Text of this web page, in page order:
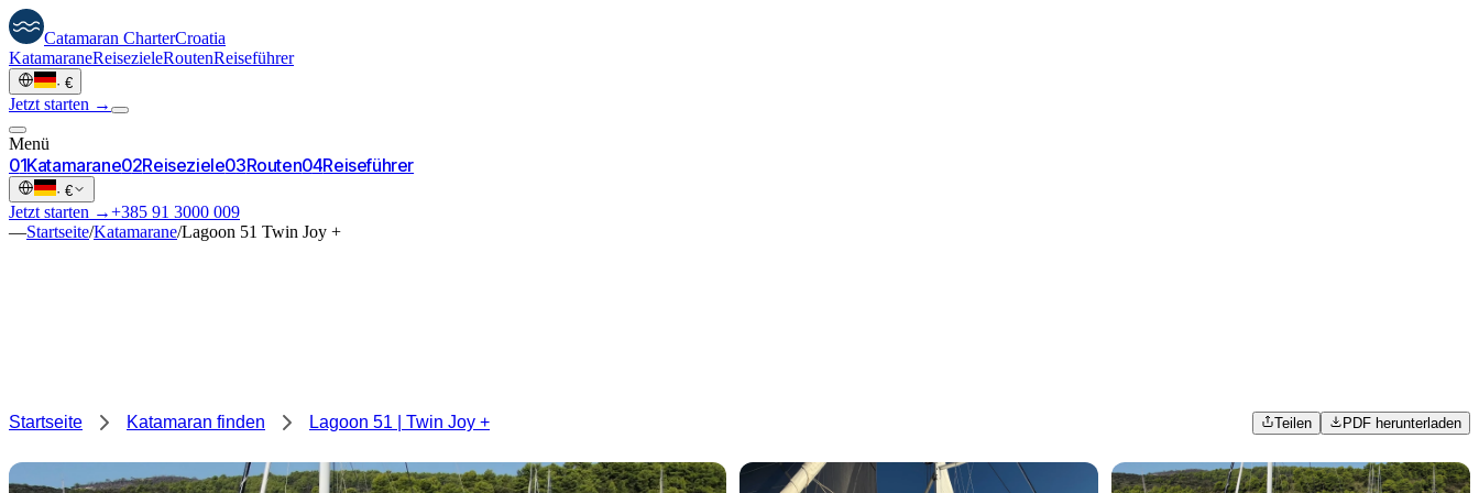
Catamaran CharterCroatia
KatamaraneReisezieleRoutenReiseführer
· €
Jetzt starten →
Menü
01Katamarane02Reiseziele03Routen04Reiseführer
· €
Jetzt starten →+385 91 3000 009
—Startseite/Katamarane/Lagoon 51 Twin Joy +
Startseite Katamaran finden Lagoon 51 | Twin Joy + Teilen PDF herunterladen